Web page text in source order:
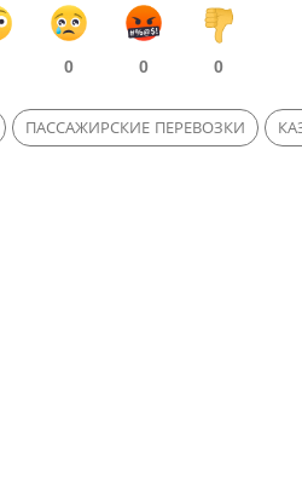
0 0 0
ПАССАЖИРСКИЕ ПЕРЕВОЗКИ